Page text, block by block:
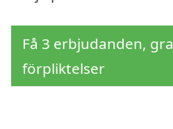
Få 3 erbjudanden,
förpliktelser